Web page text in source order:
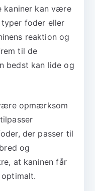
kaniner kan være
foder eller
reaktion og
til de
bedst kan lide og
opmærksom
der passer til
og
at kaninen får